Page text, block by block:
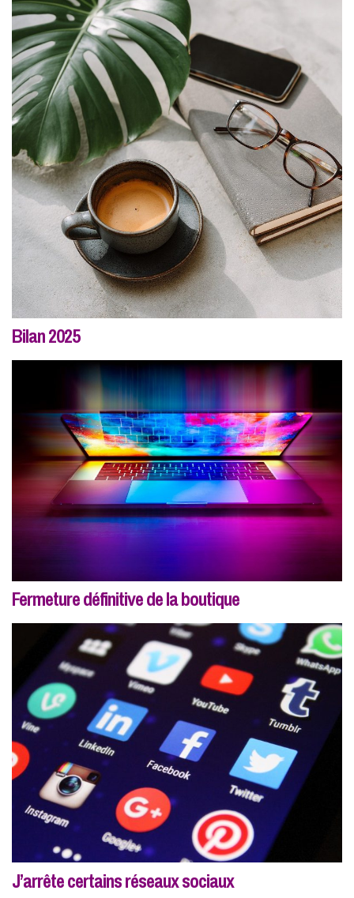
Bilan 2025
Fermeture définitive de la boutique
J’arrête certains réseaux sociaux